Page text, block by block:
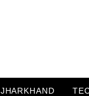
JHARKHAND